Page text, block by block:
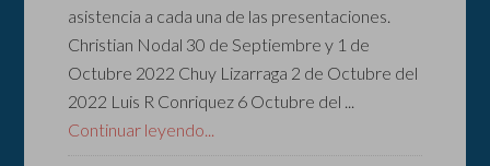
asistencia a cada una de las presentaciones.
Christian Nodal 30 de Septiembre y 1 de
Octubre 2022 Chuy Lizarraga 2 de Octubre del
2022 Luis R Conriquez 6 Octubre del ...
Continuar leyendo...